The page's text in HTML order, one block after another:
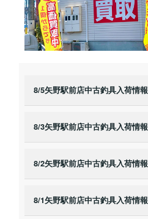
8/5矢野駅前店中古釣具入荷情報
8/3矢野駅前店中古釣具入荷情報
8/2矢野駅前店中古釣具入荷情報
8/1矢野駅前店中古釣具入荷情報